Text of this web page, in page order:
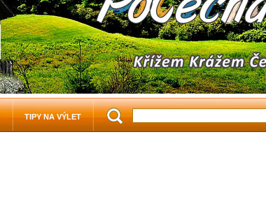
TIPY NA VÝLET